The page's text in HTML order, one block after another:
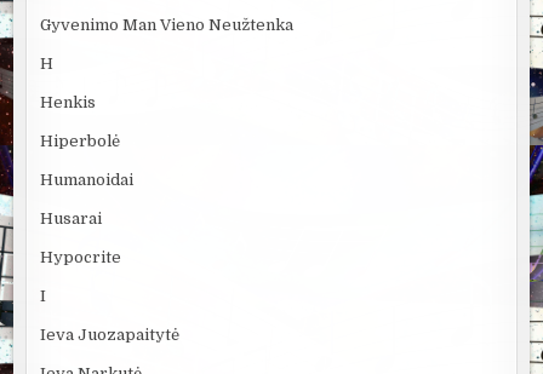
Gyvenimo Man Vieno Neužtenka
H
Henkis
Hiperbolė
Humanoidai
Husarai
Hypocrite
I
Ieva Juozapaitytė